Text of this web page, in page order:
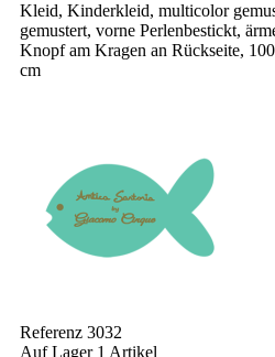
Kleid, Kinderkleid, multicolor
gemustert, vorne Perlenbestickt,
Knopf am Kragen an Rückseite,
cm
Referenz 3032
Auf Lager 1 Artikel